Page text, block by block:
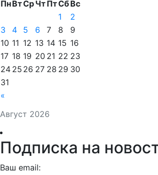
Август 2026
ПнВтСрЧтПтСбВс
«
1
2
3
4 5 6 7 8
9
10 11 12 13 14 15 16
17 18 19 20 21 22 23
24 25 26 27 28 29 30
31
Подписка на
Ваш email: